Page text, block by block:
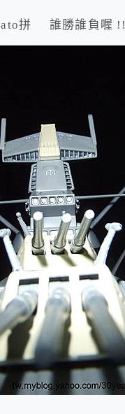
拼 誰勝誰負喔 !!